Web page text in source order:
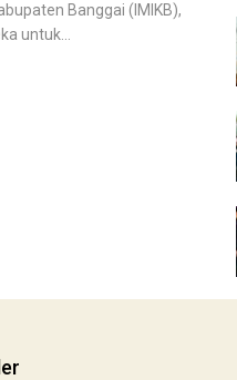
Banggai (IMIKB),
untuk…